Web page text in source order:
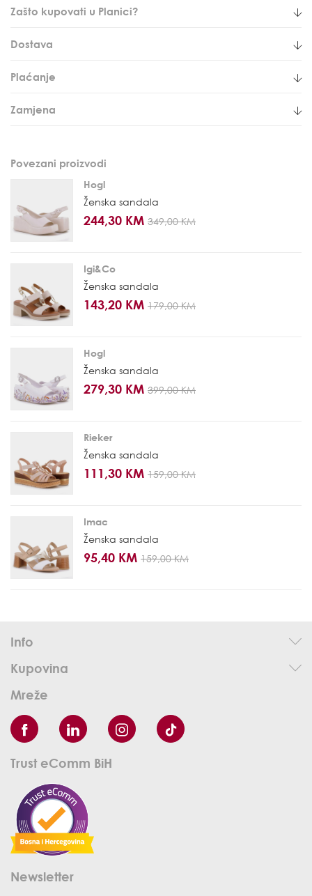
Zašto kupovati u Planici?
Dostava
Plaćanje
Zamjena
Povezani proizvodi
Hogl
Ženska sandala
244,30 KM 349,00 KM
Igi&Co
Ženska sandala
143,20 KM 179,00 KM
Hogl
Ženska sandala
279,30 KM 399,00 KM
Rieker
Ženska sandala
111,30 KM 159,00 KM
Imac
Ženska sandala
95,40 KM 159,00 KM
Info
Kupovina
Mreže
Trust eComm BiH
Newsletter